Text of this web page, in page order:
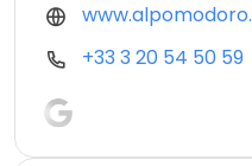
+33 3 20 54 50 59